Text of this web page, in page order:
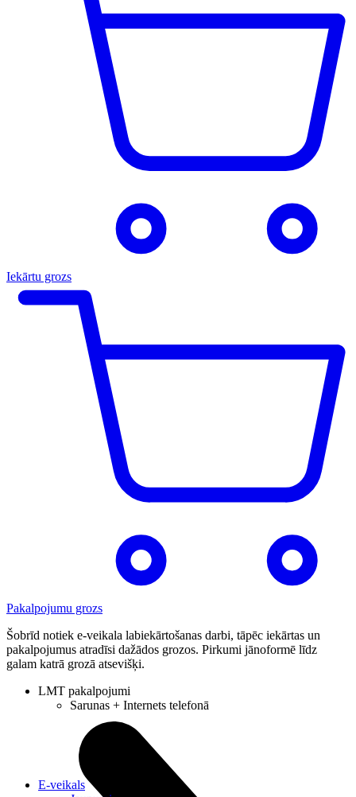
Iekārtu grozs
Pakalpojumu grozs
Šobrīd notiek e-veikala labiekārtošanas darbi, tāpēc iekārtas un
pakalpojumus atradīsi dažādos grozos. Pirkumi jānoformē līdz
galam katrā grozā atsevišķi.
LMT pakalpojumi
Sarunas + Internets telefonā
E-veikals